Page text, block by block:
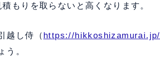
もりを取らないと高くなります。
越し侍（ https://hikkoshizamurai.jp/
う。